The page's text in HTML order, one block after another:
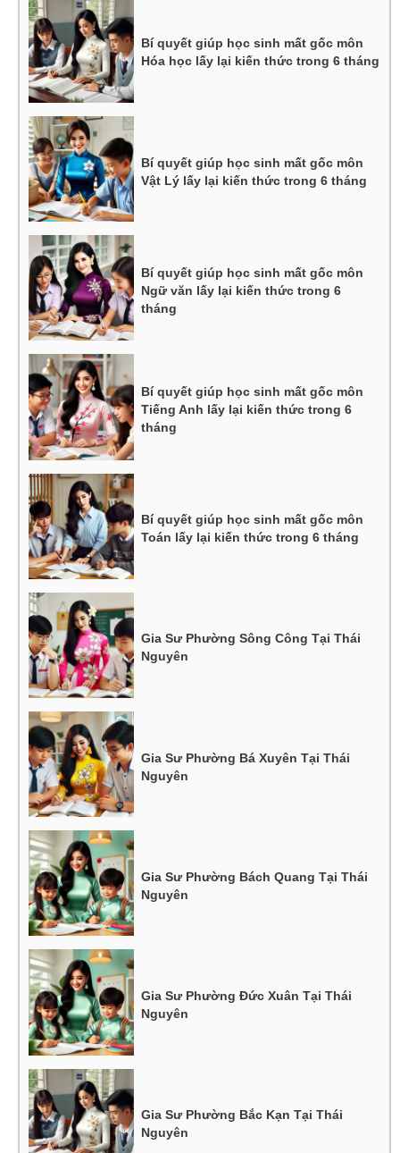
Bí quyết giúp học sinh mất gốc môn
Hóa học lấy lại kiến thức trong 6 tháng
Bí quyết giúp học sinh mất gốc môn
Vật Lý lấy lại kiến thức trong 6 tháng
Bí quyết giúp học sinh mất gốc môn
Ngữ văn lấy lại kiến thức trong 6
tháng
Bí quyết giúp học sinh mất gốc môn
Tiếng Anh lấy lại kiến thức trong 6
tháng
Bí quyết giúp học sinh mất gốc môn
Toán lấy lại kiến thức trong 6 tháng
Gia Sư Phường Sông Công Tại Thái
Nguyên
Gia Sư Phường Bá Xuyên Tại Thái
Nguyên
Gia Sư Phường Bách Quang Tại Thái
Nguyên
Gia Sư Phường Đức Xuân Tại Thái
Nguyên
Gia Sư Phường Bắc Kạn Tại Thái
Nguyên